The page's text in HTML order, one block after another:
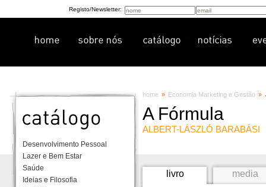
Registo/Newsletter:
Desenvolvimento Pessoal
Lazer e Bem Estar
Saúde
Ideias e Filosofia
home » Economia Marketing e Gestão »
A Fórmula
ALBERT-LÁSZLÓ BARABÁSI
livro media